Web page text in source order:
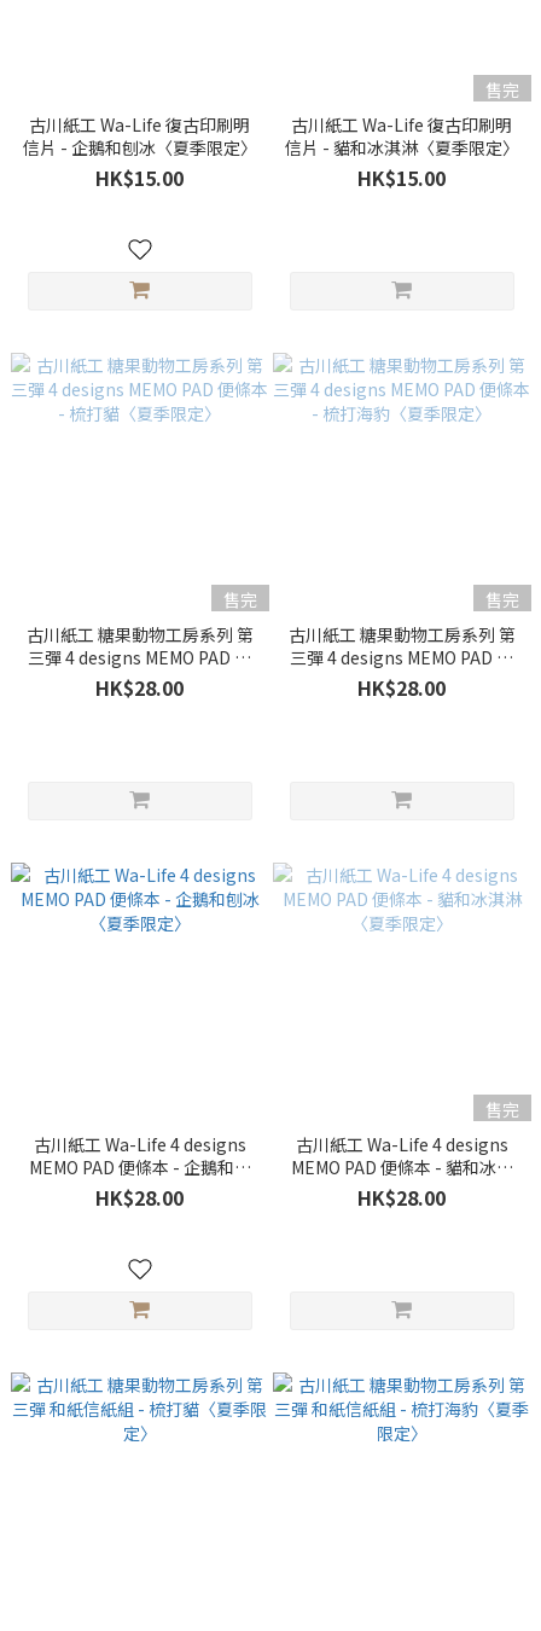
古川紙工 Wa-Life 復古印刷明
信片 - 企鵝和刨冰〈夏季限定〉
HK$15.00
售完
古川紙工 Wa-Life 復古印刷明
信片 - 貓和冰淇淋〈夏季限定〉
HK$15.00
售完
古川紙工 糖果動物工房系列 第
三彈 4 designs MEMO PAD 便
條本 - 梳打貓〈夏季限定〉
HK$28.00
售完
古川紙工 糖果動物工房系列 第
三彈 4 designs MEMO PAD 便
條本 - 梳打海豹〈夏季限定〉
HK$28.00
古川紙工 Wa-Life 4 designs
MEMO PAD 便條本 - 企鵝和刨
冰〈夏季限定〉
HK$28.00
售完
古川紙工 Wa-Life 4 designs
MEMO PAD 便條本 - 貓和冰淇
淋〈夏季限定〉
HK$28.00